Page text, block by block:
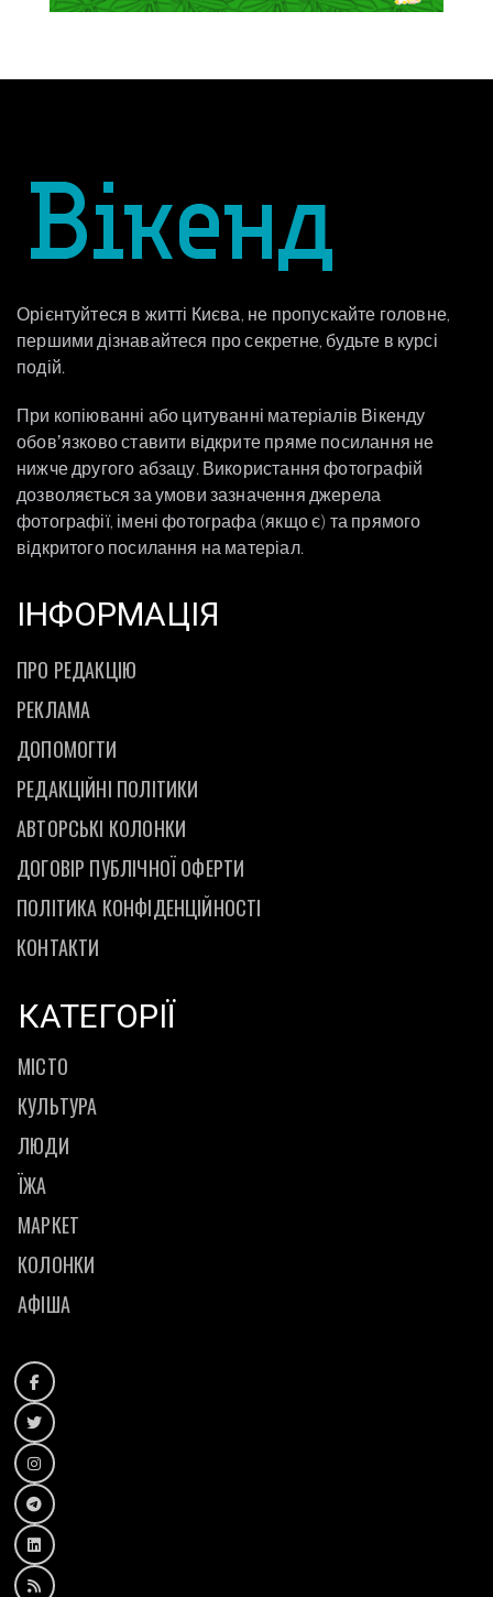
Орієнтуйтеся в житті Києва, не пропускайте головне,
першими дізнавайтеся про секретне, будьте в курсі
подій.
При копіюванні або цитуванні матеріалів Вікенду
обовʼязково ставити відкрите пряме посилання не
нижче другого абзацу. Використання фотографій
дозволяється за умови зазначення джерела
фотографії, імені фотографа (якщо є) та прямого
відкритого посилання на матеріал.
ІНФОРМАЦІЯ
ПРО РЕДАКЦІЮ
РЕКЛАМА
ДОПОМОГТИ
РЕДАКЦІЙНІ ПОЛІТИКИ
АВТОРСЬКІ КОЛОНКИ
ДОГОВІР ПУБЛІЧНОЇ ОФЕРТИ
ПОЛІТИКА КОНФІДЕНЦІЙНОСТІ
КОНТАКТИ
КАТЕГОРІЇ
МІСТО
КУЛЬТУРА
ЛЮДИ
ЇЖА
МАРКЕТ
КОЛОНКИ
АФІША